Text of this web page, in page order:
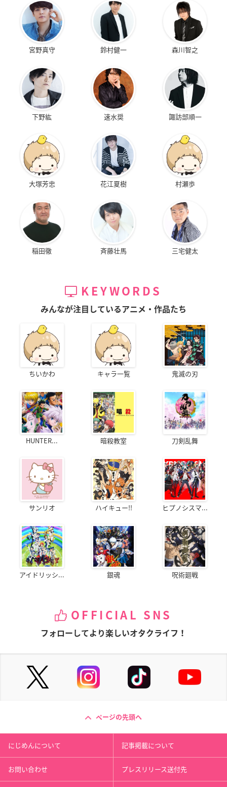
宮野真守 鈴村健一 森川智之
下野紘 速水奨 諏訪部順一
大塚芳忠 花江夏樹 村瀬歩
稲田徹 斉藤壮馬 三宅健太
KEYWORDS
みんなが注目しているアニメ・作品たち
ちいかわ キャラ一覧 鬼滅の刃
HUNTER... 暗殺教室 刀剣乱舞
サンリオ ハイキュー!! ヒプノシスマ...
アイドリッシ... 銀魂 呪術廻戦
OFFICIAL SNS
フォローしてより楽しいオタクライフ！
ページの先頭へ
にじめんについて 記事掲載について
お問い合わせ プレスリリース送付先